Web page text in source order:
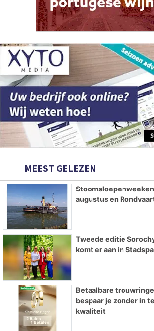
MEEST GELEZEN
augustus en
Tweede editie
komt er aan in
Betaalbare
bespaar je zonder in
kwaliteit